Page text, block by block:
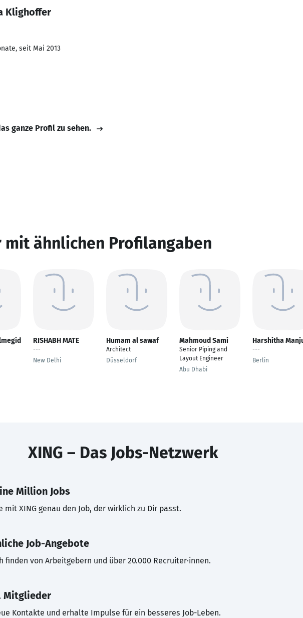
Klighoffer
seit Mai 2013
ganze Profil zu sehen.
mit ähnlichen Profilangaben
RISHABH MATE
---
New Delhi
Humam al sawaf
Architect
Düsseldorf
Mahmoud Sami
Senior Piping and
Layout Engineer
Abu Dhabi
Harshitha
---
Berlin
XING – Das Jobs-Netzwerk
Million Jobs
mit XING genau den Job, der wirklich zu Dir passt.
Job-Angebote
finden von Arbeitgebern und über 20.000 Recruiter·innen.
Mitglieder
Kontakte und erhalte Impulse für ein besseres Job-Leben.